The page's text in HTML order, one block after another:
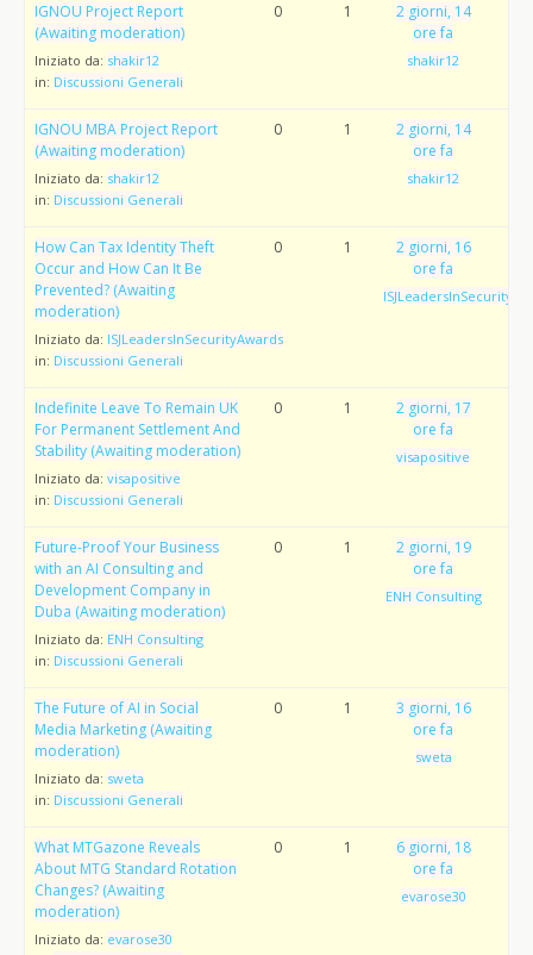
IGNOU Project Report
(Awaiting moderation)
Iniziato da: shakir12
in: Discussioni Generali
0 1
2 giorni, 14
ore fa
shakir12
IGNOU MBA Project Report
(Awaiting moderation)
Iniziato da: shakir12
in: Discussioni Generali
0 1
2 giorni, 14
ore fa
shakir12
How Can Tax Identity Theft
Occur and How Can It Be
Prevented? (Awaiting
moderation)
Iniziato da: ISJLeadersInSecurityAwards
in: Discussioni Generali
0 1
2 giorni, 16
ore fa
Indefinite Leave To Remain UK
For Permanent Settlement And
Stability (Awaiting moderation)
Iniziato da: visapositive
in: Discussioni Generali
0 1
2 giorni, 17
ore fa
visapositive
Future-Proof Your Business
with an AI Consulting and
Development Company in
Duba (Awaiting moderation)
Iniziato da: ENH Consulting
in: Discussioni Generali
0 1
2 giorni, 19
ore fa
ENH Consulting
The Future of AI in Social
Media Marketing (Awaiting
moderation)
Iniziato da: sweta
in: Discussioni Generali
0 1
3 giorni, 16
ore fa
sweta
What MTGazone Reveals
About MTG Standard Rotation
Changes? (Awaiting
moderation)
Iniziato da: evarose30
0 1
6 giorni, 18
ore fa
evarose30